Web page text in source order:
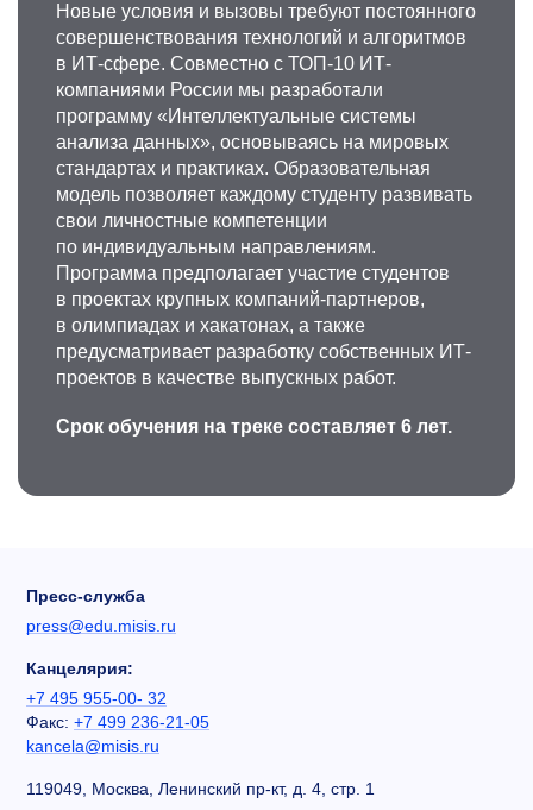
Новые условия и вызовы требуют постоянного
совершенствования технологий и алгоритмов
в ИТ-сфере. Совместно с ТОП-10 ИТ-
компаниями России мы разработали
программу «Интеллектуальные системы
анализа данных», основываясь на мировых
стандартах и практиках. Образовательная
модель позволяет каждому студенту развивать
свои личностные компетенции
по индивидуальным направлениям.
Программа предполагает участие студентов
в проектах крупных компаний-партнеров,
в олимпиадах и хакатонах, а также
предусматривает разработку собственных ИТ-
проектов в качестве выпускных работ.
Срок обучения на треке составляет 6 лет.
Пресс-служба
press@edu.misis.ru
Канцелярия:
+7 495 955-00- 32
Факс: +7 499 236-21-05
kancela@misis.ru
119049, Москва, Ленинский пр-кт, д. 4, стр. 1